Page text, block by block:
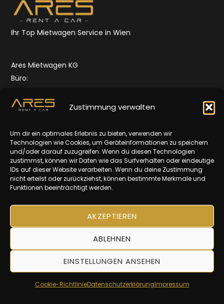
Zustimmung verwalten
Um dir ein optimales Erlebnis zu bieten, verwenden wir
Technologien wie Cookies, um Geräteinformationen zu speichern
und/oder darauf zuzugreifen. Wenn du diesen Technologien
zustimmst, können wir Daten wie das Surfverhalten oder eindeutige
IDs auf dieser Website verarbeiten. Wenn du deine Zustimmung
nicht erteilst oder zurückziehst, können bestimmte Merkmale und
Funktionen beeinträchtigt werden.
AKZEPTIEREN
ABLEHNEN
EINSTELLUNGEN ANSEHEN
Cookie-RichtlinieDatenschutzerklärungImpressum
Ihr Top Mietwagen Service in Wien
Ares Mietwagen KG
Büro:
1100 Wien
Mo-Fr: 10-16 Uhr
Impressum
Datenschutz